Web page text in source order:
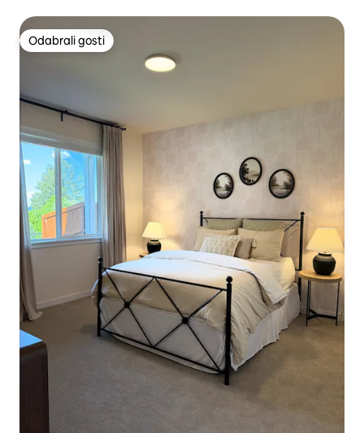
Odabrali gosti
Odabrali gosti